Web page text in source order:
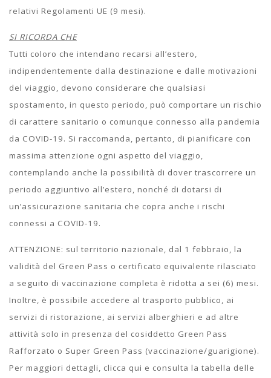
relativi Regolamenti UE (9 mesi).
SI RICORDA CHE
Tutti coloro che intendano recarsi all’estero,
indipendentemente dalla destinazione e dalle motivazioni
del viaggio, devono considerare che qualsiasi
spostamento, in questo periodo, può comportare un rischio
di carattere sanitario o comunque connesso alla pandemia
da COVID-19. Si raccomanda, pertanto, di pianificare con
massima attenzione ogni aspetto del viaggio,
contemplando anche la possibilità di dover trascorrere un
periodo aggiuntivo all’estero, nonché di dotarsi di
un’assicurazione sanitaria che copra anche i rischi
connessi a COVID-19.
ATTENZIONE: sul territorio nazionale, dal 1 febbraio, la
validità del Green Pass o certificato equivalente rilasciato
a seguito di vaccinazione completa è ridotta a sei (6) mesi.
Inoltre, è possibile accedere al trasporto pubblico, ai
servizi di ristorazione, ai servizi alberghieri e ad altre
attività solo in presenza del cosiddetto Green Pass
Rafforzato o Super Green Pass (vaccinazione/guarigione).
Per maggiori dettagli, clicca qui e consulta la tabella delle